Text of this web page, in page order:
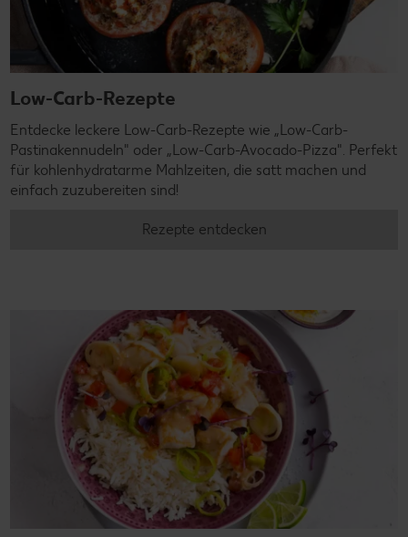
Low-Carb-Rezepte
Entdecke leckere Low-Carb-Rezepte wie „Low-Carb-
Pastinakennudeln" oder „Low-Carb-Avocado-Pizza". Perfekt
für kohlenhydratarme Mahlzeiten, die satt machen und
einfach zuzubereiten sind!
Rezepte entdecken